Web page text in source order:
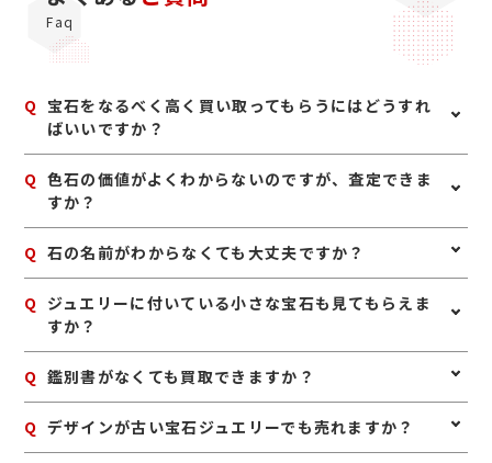
Faq
Q 宝石をなるべく高く買い取ってもらうにはどうすれ
ばいいですか？
A 宝石は、鑑別書や鑑定書、購入時の付属品があれば一緒
にお持ちいただくのがおすすめです。また、ジュエリー
として保管されている場合は、枠や地金も含めて査定で
ず、購入時に近い状態でお持ちいただくと安心です。
Q 色石の価値がよくわからないのですが、査定できま
すか？
A はい、査定可能です。ルビー、サファイア、エメラルド
Q 石の名前がわからなくても大丈夫ですか？
A はい、大丈夫です。ご自身で宝石の種類がわからなくて
も問題ありません。お持ち込みいただければ、確認しな
がら査定いたします。
Q ジュエリーに付いている小さな宝石も見てもらえま
すか？
A はい、ジュエリー全体として査定いたします。中央の石
Q 鑑別書がなくても買取できますか？
A はい、鑑別書がなくても査定は可能です。鑑別書がある
Q デザインが古い宝石ジュエリーでも売れますか？